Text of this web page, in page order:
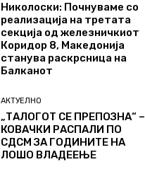
Николоски: Почнуваме со
реализација на третата
секција од железничкиот
Коридор 8, Македонија
станува раскрсница на
Балканот
АКТУЕЛНО
„ТАЛОГОТ СЕ ПРЕПОЗНА“ –
КОВАЧКИ РАСПАЛИ ПО
СДСМ ЗА ГОДИНИТЕ НА
ЛОШО ВЛАДЕЕЊЕ